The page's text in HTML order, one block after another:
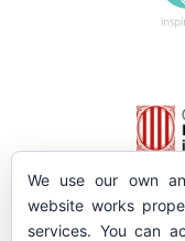
We use our own
website works
services. You can